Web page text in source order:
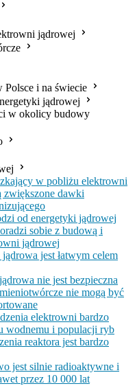
jądrowej
Polsce i na świecie
jądrowej
w okolicy budowy
w pobliżu elektrowni
zwiększone dawki
od energetyki jądrowej
sobie z budową i
jądrowej
jest łatwym celem
nie jest bezpieczna
nie mogą być
elektrowni bardzo
wodnemu i populacji ryb
reaktora jest bardzo
jest silnie radioaktywne i
przez 10 000 lat